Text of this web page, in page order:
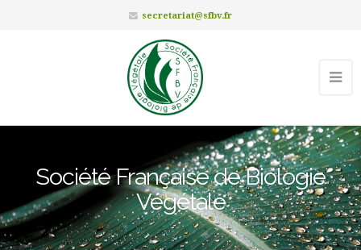
secretariat@sfbv.fr
Société Française de Biologie
Végétale